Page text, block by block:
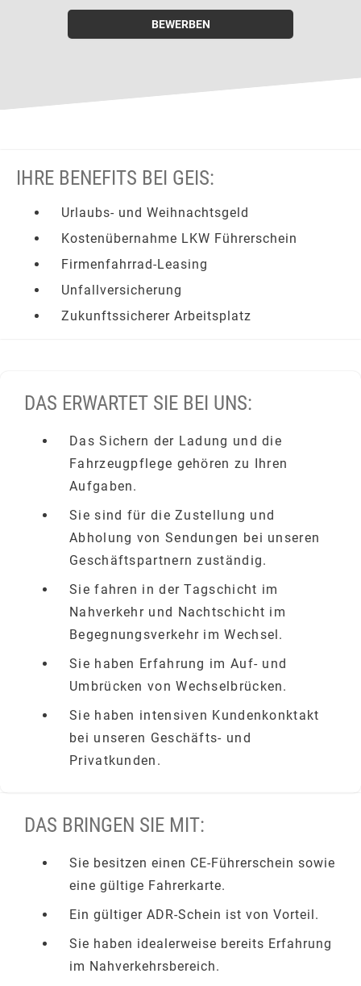
BEWERBEN
DAS ERWARTET SIE BEI UNS:
Das Sichern der Ladung und die
Fahrzeugpflege gehören zu Ihren
Aufgaben.
Sie sind für die Zustellung und
Abholung von Sendungen bei unseren
Geschäftspartnern zuständig.
Sie fahren in der Tagschicht im
Nahverkehr und Nachtschicht im
Begegnungsverkehr im Wechsel.
Sie haben Erfahrung im Auf- und
Umbrücken von Wechselbrücken.
Sie haben intensiven Kundenkonktakt
bei unseren Geschäfts- und
Privatkunden.
DAS BRINGEN SIE MIT:
Sie besitzen einen CE-Führerschein sowie
eine gültige Fahrerkarte.
Ein gültiger ADR-Schein ist von Vorteil.
Sie haben idealerweise bereits Erfahrung
im Nahverkehrsbereich.
IHRE BENEFITS BEI GEIS:
Urlaubs- und Weihnachtsgeld
Kostenübernahme LKW Führerschein
Firmenfahrrad-Leasing
Unfallversicherung
Zukunftssicherer Arbeitsplatz